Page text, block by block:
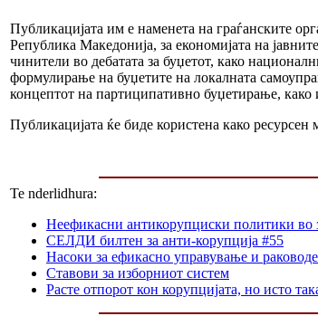
Публикацијата им е наменета на граѓанските
Република Македонија, за економијата на
чинители во дебатата за буџетот, како
формулирање на буџетите на локалната
концептот на партиципативно буџетирање,
Публикацијата ќе биде користена како ресурсен
Te nderlidhura:
Неефикасни антикорупциски политики во
СЕЛДИ билтен за анти-корупција #55
Насоки за ефикасно управување и
Ставови за изборниот систем
Расте отпорот кон корупцијата, но исто